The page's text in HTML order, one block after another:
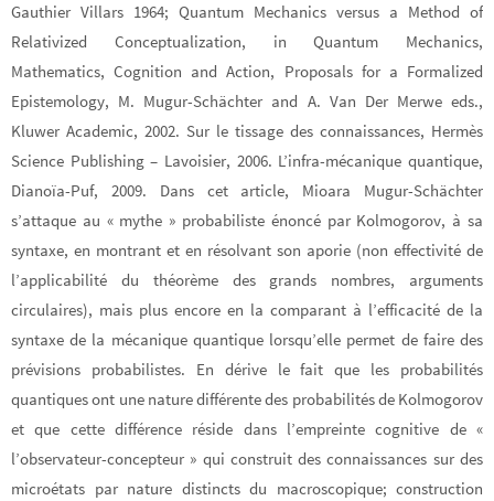
Gauthier Villars 1964; Quantum Mechanics versus a Method of
Relativized Conceptualization, in Quantum Mechanics,
Mathematics, Cognition and Action, Proposals for a Formalized
Epistemology, M. Mugur-Schächter and A. Van Der Merwe eds.,
Kluwer Academic, 2002. Sur le tissage des connaissances, Hermès
Science Publishing – Lavoisier, 2006. L’infra-mécanique quantique,
Dianoïa-Puf, 2009. Dans cet article, Mioara Mugur-Schächter
s’attaque au « mythe » probabiliste énoncé par Kolmogorov, à sa
syntaxe, en montrant et en résolvant son aporie (non effectivité de
l’applicabilité du théorème des grands nombres, arguments
circulaires), mais plus encore en la comparant à l’efficacité de la
syntaxe de la mécanique quantique lorsqu’elle permet de faire des
prévisions probabilistes. En dérive le fait que les probabilités
quantiques ont une nature différente des probabilités de Kolmogorov
et que cette différence réside dans l’empreinte cognitive de «
l’observateur-concepteur » qui construit des connaissances sur des
microétats par nature distincts du macroscopique; construction